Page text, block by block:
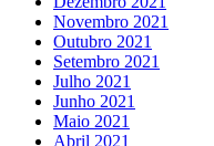
Novembro 2021
Outubro 2021
Setembro 2021
Julho 2021
Junho 2021
Maio 2021
Abril 2021